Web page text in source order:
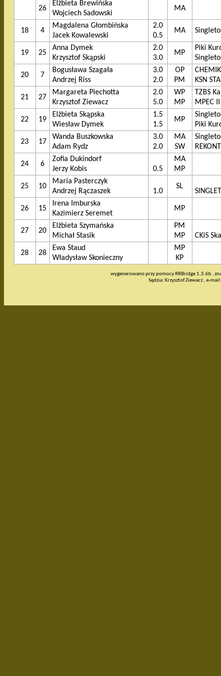
26
Elżbieta Brewińska
MA
Wojciech Sadowski
18 4
Magdalena Głombińska 2.0
MA
Jacek Kowalewski 0.5
19 25
Anna Dymek 2.0
MP
Piki
Krzysztof Skąpski
3.0
20 7
Bogusława Szagała 3.0 OP
Andrzej Riss
2.0 PM KSN
21 27
Margareta Piechotta 2.0 WP
TZBS
Krzysztof Ziewacz
5.0 MP MPEC
22 19
Elżbieta Skąpska 1.5
MP
Wiesław Dymek
1.5 Piki
23 17
Wanda Buszkowska 3.0 MA
Adam Rydz
2.0 SW
24 6
Zofia Dukindorf
MA
Jerzy Kobis
0.5 MP
25 10
Maria Pasterczyk
SL
Andrzej Rączaszek 1.0
26 15
Irena Imburska
MP
Kazimierz Seremet
27 20
Elżbieta Szymańska
PM
Michał Stasik
MP CKiS
28 28
Ewa Staud
MP
Władysław Skonieczny
KP
wygenerowano przy pomocy RRBridge 1.3.6b ,
Sędzia: Krzysztof Ziewacz , e-